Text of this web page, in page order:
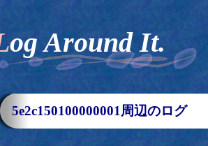
Log Around It.
5e2c150100000001周辺のログ